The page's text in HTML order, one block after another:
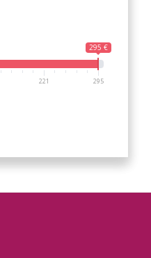
295 €
221 295